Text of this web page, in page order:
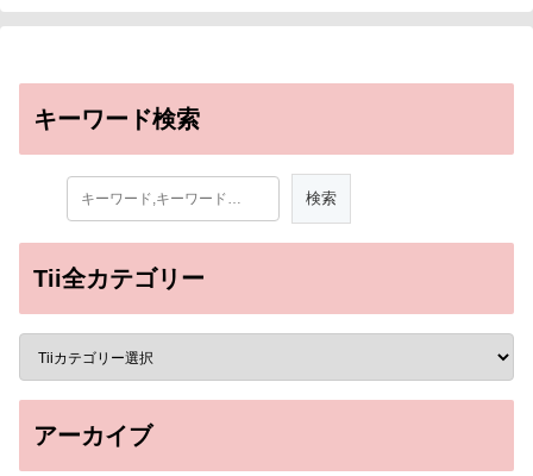
キーワード検索
Tii全カテゴリー
アーカイブ